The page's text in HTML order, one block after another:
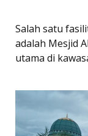
Salah satu
adalah Mesjid
utama di